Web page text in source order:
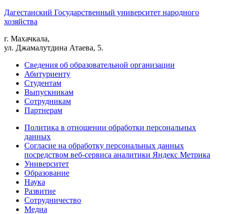
Дагестанский Государственный университет народного
хозяйства
г. Махачкала,
ул. Джамалутдина Атаева, 5.
Сведения об образовательной организации
Абитуриенту
Студентам
Выпускникам
Сотрудникам
Партнерам
Политика в отношении обработки персональных
данных
Согласие на обработку персональных данных
посредством веб-сервиса аналитики Яндекс Метрика
Университет
Образование
Наука
Развитие
Сотрудничество
Медиа